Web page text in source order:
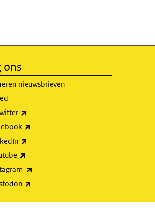
ons
nieuwsbrieven